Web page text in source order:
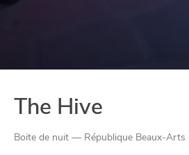
The Hive
Boite de nuit — République Beaux-Arts